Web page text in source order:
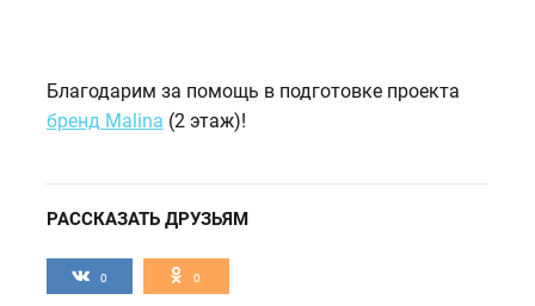
Благодарим за помощь в подготовке проекта
бренд Malina (2 этаж)!
РАССКАЗАТЬ ДРУЗЬЯМ
0 0